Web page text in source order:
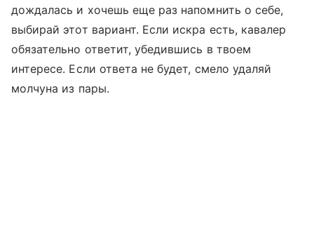
дождалась и хочешь еще раз напомнить о себе,
выбирай этот вариант. Если искра есть, кавалер
обязательно ответит, убедившись в твоем
интересе. Если ответа не будет, смело удаляй
молчуна из пары.